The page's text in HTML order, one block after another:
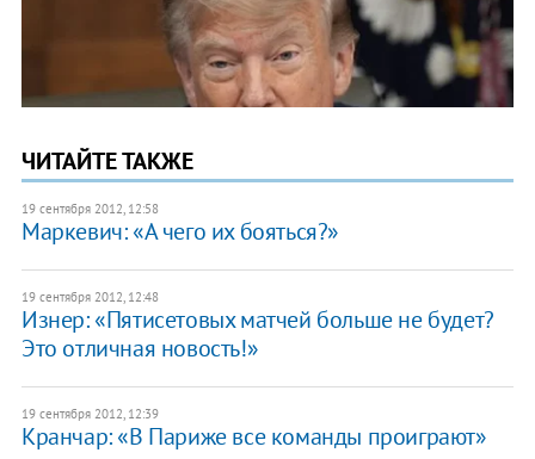
ЧИТАЙТЕ ТАКЖЕ
19 сентября 2012, 12:58
Маркевич: «А чего их бояться?»
19 сентября 2012, 12:48
Изнер: «Пятисетовых матчей больше не будет?
Это отличная новость!»
19 сентября 2012, 12:39
Кранчар: «В Париже все команды проиграют»